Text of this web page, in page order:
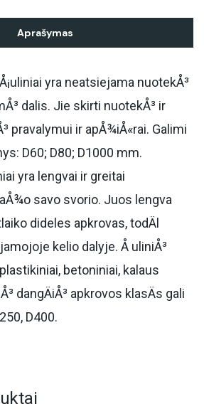
Aprašymas
yra neatsiejama nuotekÅ³
dalis. Jie skirti nuotekÅ³ ir
pravalymui ir apÅ¾iÅ«rai. Galimi
D60; D80; D1000 mm.
yra lengvai ir greitai
savo svorio. Juos lengva
dideles apkrovas, todÄl
kelio dalyje. Å uliniÅ³
plastikiniai, betoniniai, kalaus
dangÄiÅ³ apkrovos klasÄs gali
D400.